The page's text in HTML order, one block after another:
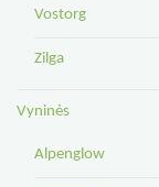
Vostorg
Zilga
Vyninės
Alpenglow